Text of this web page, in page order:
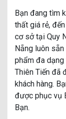
Bạn đang tìm
thất giá rẻ,
cơ sở tại Quy
Nẵng luôn
phẩm đa
Thiên Tiến đã
khách hàng.
được phục vụ
Bạn.